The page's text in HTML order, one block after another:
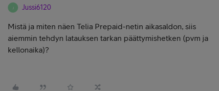
J Jussi6120
Mistä ja miten näen Telia Prepaid-netin aikasaldon, siis
aiemmin tehdyn latauksen tarkan päättymishetken (pvm ja
kellonaika)?